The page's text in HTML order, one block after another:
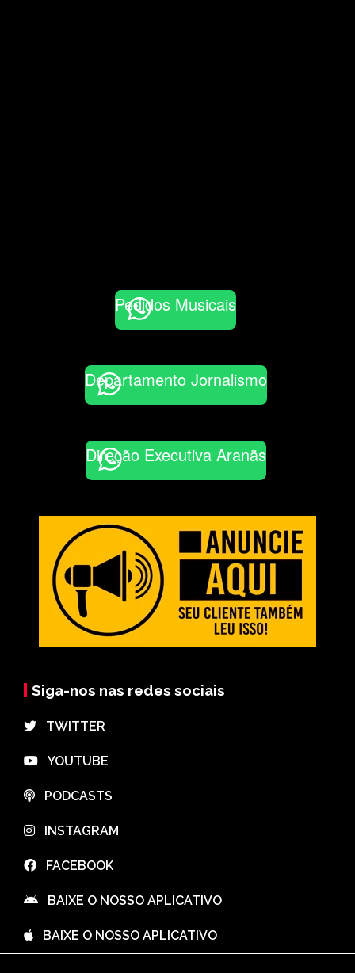
Pedidos Musicais
Departamento Jornalismo
Direção Executiva Aranãs
Siga-nos nas redes sociais
⠀TWITTER
⠀YOUTUBE
⠀PODCASTS
⠀INSTAGRAM
⠀FACEBOOK
⠀BAIXE O NOSSO APLICATIVO
⠀BAIXE O NOSSO APLICATIVO